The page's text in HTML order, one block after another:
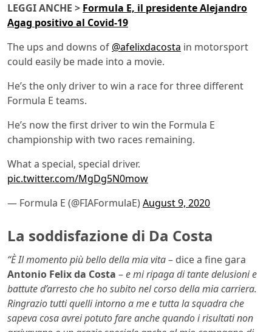
LEGGI ANCHE > Formula E, il presidente Alejandro
Agag positivo al Covid-19
The ups and downs of @afelixdacosta in motorsport
could easily be made into a movie.
He’s the only driver to win a race for three different
Formula E teams.
He’s now the first driver to win the Formula E
championship with two races remaining.
What a special, special driver.
pic.twitter.com/MgDg5N0mow
— Formula E (@FIAFormulaE)August 9, 2020
La soddisfazione di Da Costa
“È Il momento più bello della mia vita– dice a fine gara
Antonio Felix da Costa –e mi ripaga di tante delusioni e
battute d’arresto che ho subito nel corso della mia carriera.
Ringrazio tutti quelli intorno a me e tutta la squadra che
sapeva cosa avrei potuto fare anche quando i risultati non